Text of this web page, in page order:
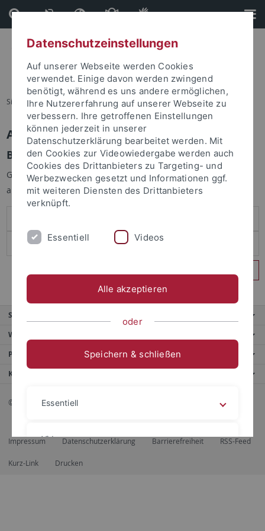
Direkt
zum
Inhalt
Direkt
zur
Fußleiste
Sie sind hier: Startseite
Anmelden
Benutzeranmeldung
Geben Sie Ihren Benutzernamen und Ihr Passwort an um sich
anzumelden:
Service
Weitere Angebote
Portale
Kontaktinfo
© 2026 Eberhard Karls Universität Tübingen, Tübingen
Impressum Datenschutzerklärung Barrierefreiheit RSS-Feed
Kurz-Link Drucken
Datenschutzeinstellungen
Auf unserer Webseite werden Cookies
verwendet. Einige davon werden zwingend
benötigt, während es uns andere ermöglichen,
Ihre Nutzererfahrung auf unserer Webseite zu
verbessern. Ihre getroffenen Einstellungen
können jederzeit in unserer
Datenschutzerklärung bearbeitet werden. Mit
den Cookies zur Videowiedergabe werden auch
Cookies des Drittanbieters zu Targeting- und
Werbezwecken gesetzt und Informationen ggf.
mit weiteren Diensten des Drittanbieters
verknüpft.
Essentiell Videos
Alle akzeptieren
oder
Speichern & schließen
Essentiell
Videos